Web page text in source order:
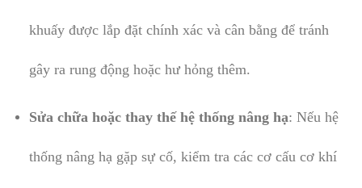
khuấy được lắp đặt chính xác và cân bằng để tránh
gây ra rung động hoặc hư hỏng thêm.
Sửa chữa hoặc thay thế hệ thống nâng hạ: Nếu hệ
thống nâng hạ gặp sự cố, kiểm tra các cơ cấu cơ khí